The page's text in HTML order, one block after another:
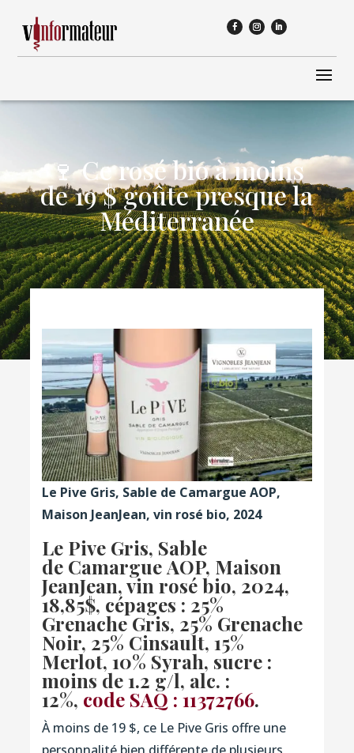
🍷 Ce rosé bio à moins
de 19 $ goûte presque la
Méditerranée
Le Pive Gris, Sable de Camargue AOP,
Maison JeanJean, vin rosé bio, 2024
Le Pive Gris, Sable
de Camargue AOP, Maison
JeanJean, vin rosé bio, 2024,
18,85$, cépages : 25%
Grenache Gris, 25% Grenache
Noir, 25% Cinsault, 15%
Merlot, 10% Syrah, sucre :
moins de 1.2 g/l, alc. :
12%, code SAQ : 11372766.
À moins de 19 $, ce Le Pive Gris offre une
personnalité bien différente de plusieurs